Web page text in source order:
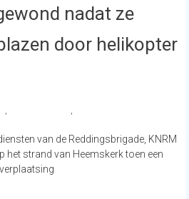
nadat ze
door helikopter
, ,
van de Reddingsbrigade, KNRM
het strand van Heemskerk toen een